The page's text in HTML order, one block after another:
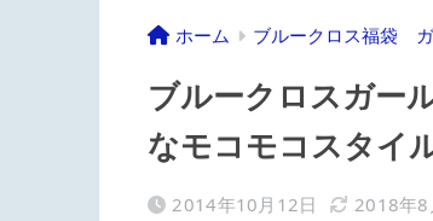
ホーム ブルークロス福袋
ブルークロスガー
なモコモコスタイ
2014年10月12日 2018年8